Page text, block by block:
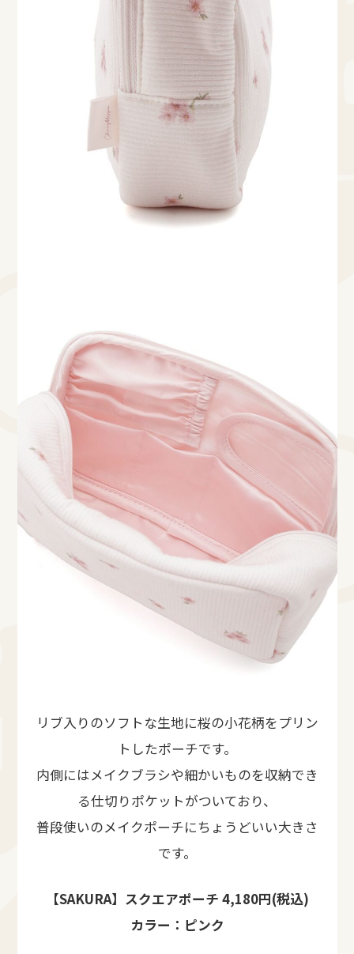
リブ入りのソフトな生地に桜の小花柄をプリン
トしたポーチです。
内側にはメイクブラシや細かいものを収納でき
る仕切りポケットがついており、
普段使いのメイクポーチにちょうどいい大きさ
です。
【SAKURA】スクエアポーチ 4,180円(税込)
カラー：ピンク